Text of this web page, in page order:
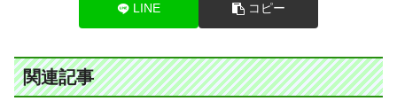
LINE コピー
関連記事